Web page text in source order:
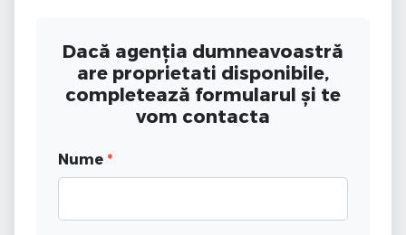
Dacă agenția dumneavoastră
are proprietati disponibile,
completează formularul și te
vom contacta
Nume *